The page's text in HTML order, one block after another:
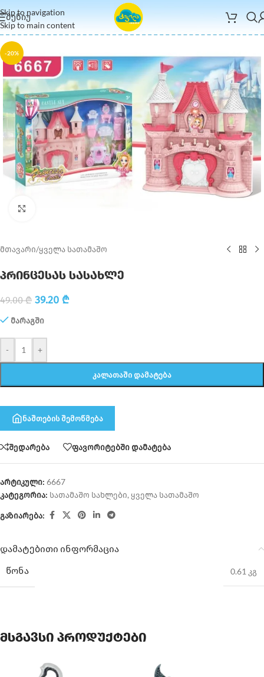
Skip to navigation
Skip to main content
ᲛᲔᲜᲘᲣ
-20%
მთავარი/ყველა სათამაშო
პრინცესას სასახლე
49.00₾ 39.20 ₾
მარაგში
- +
ᲙᲐᲚᲐᲗᲐᲨᲘ ᲓᲐᲛᲐᲢᲔᲑᲐ
ნაშთების შემოწმება
შედარება ფავორიტებში დამატება
არტიკული: 6667
კატეგორია: სათამაშო სახლები, ყველა სათამაშო
გაზიარება:
დამატებითი ინფორმაცია
ᲬᲝᲜᲐ
0.61 კგ
მსგავსი პროდუქტები